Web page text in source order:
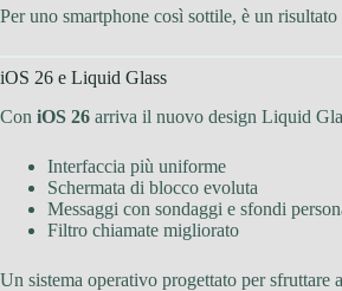
Per uno smartphone così sottile, è un
iOS 26 e Liquid Glass
Con iOS 26 arriva il nuovo design Liquid
Interfaccia più uniforme
Schermata di blocco evoluta
Messaggi con sondaggi e sfondi
Filtro chiamate migliorato
Un sistema operativo progettato per sfruttare